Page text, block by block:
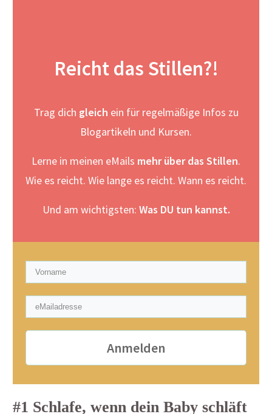
Reicht das Stillen?!
Trag dich gleich ein für regelmäßige Infos zu
Blogartikeln und Kursen.
Lerne in meinen eMails mehr über das Stillen.
Wie es reicht. Wie lange es reicht. Wann es reicht.
Und am wichtigsten: Was DU tun kannst.
Anmelden
#1 Schlafe, wenn dein Baby schläft